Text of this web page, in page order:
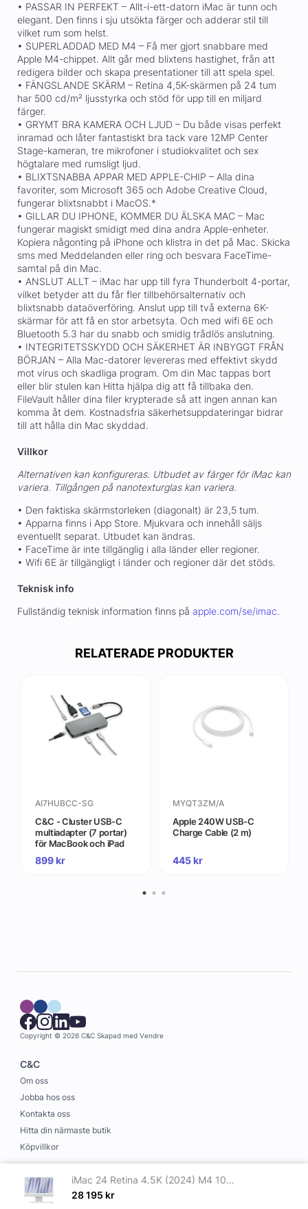
iMac 24 Retina 4.5K (2024) M4 10-core CPU, 10-core GPU/24GB/512GB SSD Silver
28 195 kr
• PASSAR IN PERFEKT – Allt-i-ett-datorn iMac är tunn och
elegant. Den finns i sju utsökta färger och adderar stil till
vilket rum som helst.
• SUPERLADDAD MED M4 – Få mer gjort snabbare med
Apple M4-chippet. Allt går med blixtens hastighet, från att
redigera bilder och skapa presentationer till att spela spel.
• FÄNGSLANDE SKÄRM – Retina 4,5K-skärmen på 24 tum
har 500 cd/m² ljusstyrka och stöd för upp till en miljard
färger.
• GRYMT BRA KAMERA OCH LJUD – Du både visas perfekt
inramad och låter fantastiskt bra tack vare 12MP Center
Stage-kameran, tre mikrofoner i studiokvalitet och sex
högtalare med rumsligt ljud.
• BLIXTSNABBA APPAR MED APPLE-CHIP – Alla dina
favoriter, som Microsoft 365 och Adobe Creative Cloud,
fungerar blixtsnabbt i MacOS.*
• GILLAR DU IPHONE, KOMMER DU ÄLSKA MAC – Mac
fungerar magiskt smidigt med dina andra Apple-enheter.
Kopiera någonting på iPhone och klistra in det på Mac. Skicka
sms med Meddelanden eller ring och besvara FaceTime-
samtal på din Mac.
• ANSLUT ALLT – iMac har upp till fyra Thunderbolt 4-portar,
vilket betyder att du får fler tillbehörsalternativ och
blixtsnabb dataöverföring. Anslut upp till två externa 6K-
skärmar för att få en stor arbetsyta. Och med wifi 6E och
Bluetooth 5.3 har du snabb och smidig trådlös anslutning.
• INTEGRITETSSKYDD OCH SÄKERHET ÄR INBYGGT FRÅN
BÖRJAN – Alla Mac-datorer levereras med effektivt skydd
mot virus och skadliga program. Om din Mac tappas bort
eller blir stulen kan Hitta hjälpa dig att få tillbaka den.
FileVault håller dina filer krypterade så att ingen annan kan
komma åt dem. Kostnadsfria säkerhetsuppdateringar bidrar
till att hålla din Mac skyddad.
Villkor
Alternativen kan konfigureras. Utbudet av färger för iMac kan
variera. Tillgången på nanotexturglas kan variera.
• Den faktiska skärmstorleken (diagonalt) är 23,5 tum.
• Apparna finns i App Store. Mjukvara och innehåll säljs
eventuellt separat. Utbudet kan ändras.
• FaceTime är inte tillgänglig i alla länder eller regioner.
• Wifi 6E är tillgängligt i länder och regioner där det stöds.
Teknisk info
Fullständig teknisk information finns på apple.com/se/imac.
RELATERADE PRODUKTER
AI7HUBCC-SG
C&C - Cluster USB-C
multiadapter (7 portar)
för MacBook och iPad
899kr
MYQT3ZM/A
Apple 240W USB-C
Charge Cable (2 m)
445kr
Copyright © 2026 C&C Skapad med Vendre
C&C
Om oss
Jobba hos oss
Kontakta oss
Hitta din närmaste butik
Köpvillkor
Information
Leverans och betalning